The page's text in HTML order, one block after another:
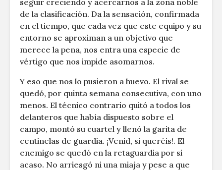
de la clasificación. Da la sensación, confirmada
en el tiempo, que cada vez que este equipo y su
entorno se aproximan a un objetivo que
merece la pena, nos entra una especie de
vértigo que nos impide asomarnos.
Y eso que nos lo pusieron a huevo. El rival se
quedó, por quinta semana consecutiva, con uno
menos. El técnico contrario quitó a todos los
delanteros que había dispuesto sobre el
campo, montó su cuartel y llenó la garita de
centinelas de guardia. ¡Venid, si queréis!. El
enemigo se quedó en la retaguardia por si
acaso. No arriesgó ni una miaja y pese a que